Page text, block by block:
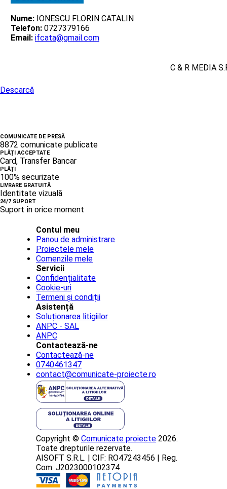
Nume: IONESCU FLORIN CATALIN
Telefon: 0727379166
Email: ifcata@gmail.com
C & R MEDIA
Descarcă
COMUNICATE DE PRESĂ
8872 comunicate publicate
PLĂȚI ACCEPTATE
Card, Transfer Bancar
PLĂȚI
100% securizate
LIVRARE GRATUITĂ
Identitate vizuală
24/7 SUPORT
Suport în orice moment
Contul meu
Panou de administrare
Proiectele mele
Comenzile mele
Servicii
Confidențialitate
Cookie-uri
Termeni și condiții
Asistență
Soluționarea litigiilor
ANPC - SAL
ANPC
Contactează-ne
Contactează-ne
0740461347
contact@comunicate-proiecte.ro
Copyright © Comunicate proiecte 2026.
Toate drepturile rezervate.
AISOFT S.R.L. | CIF: RO47243456 | Reg.
Com. J2023000102374